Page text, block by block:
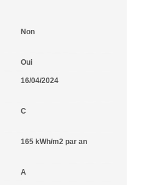
Non
Oui
16/04/2024
C
165 kWh/m2 par an
A